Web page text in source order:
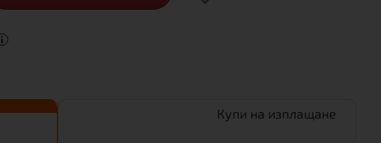
Купи на изплащане